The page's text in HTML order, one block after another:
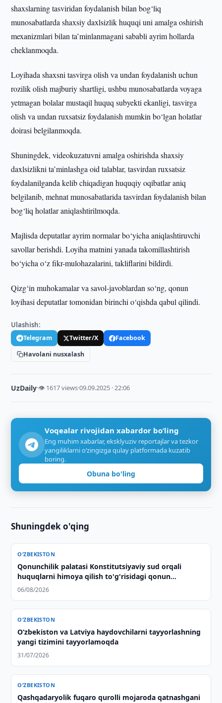
shaxslarning tasviridan foydalanish bilan bog‘liq
munosabatlarda shaxsiy daxlsizlik huquqi uni amalga oshirish
mexanizmlari bilan ta’minlanmagani sababli ayrim hollarda
cheklanmoqda.
Loyihada shaxsni tasvirga olish va undan foydalanish uchun
rozilik olish majburiy shartligi, ushbu munosabatlarda voyaga
yetmagan bolalar mustaqil huquq subyekti ekanligi, tasvirga
olish va undan ruxsatsiz foydalanish mumkin bo‘lgan holatlar
doirasi belgilanmoqda.
Shuningdek, videokuzatuvni amalga oshirishda shaxsiy
daxlsizlikni ta’minlashga oid talablar, tasvirdan ruxsatsiz
foydalanilganda kelib chiqadigan huquqiy oqibatlar aniq
belgilanib, mehnat munosabatlarida tasvirdan foydalanish bilan
bog‘liq holatlar aniqlashtirilmoqda.
Majlisda deputatlar ayrim normalar bo‘yicha aniqlashtiruvchi
savollar berishdi. Loyiha matnini yanada takomillashtirish
bo‘yicha o‘z fikr-mulohazalarini, takliflarini bildirdi.
Qizg‘in muhokamalar va savol-javoblardan so‘ng, qonun
loyihasi deputatlar tomonidan birinchi o‘qishda qabul qilindi.
Ulashish:
Telegram Twitter/X
Facebook
Havolani nusxalash
UzDaily·👁 1617 views·09.09.2025 · 22:06
Voqealar rivojidan xabardor bo‘ling
Eng muhim xabarlar, eksklyuziv reportajlar va tezkor
yangiliklarni o‘zingizga qulay platformada kuzatib
boring.
Obuna bo'ling
Shuningdek o'qing
O‘ZBEKISTON
Qonunchilik palatasi Konstitutsiyaviy sud orqali
huquqlarni himoya qilish to'g'risidagi qonun
loyihasini ma'qulladi
06/08/2026
O‘ZBEKISTON
Oʻzbekiston va Latviya haydovchilarni tayyorlashning
yangi tizimini tayyorlamoqda
31/07/2026
O‘ZBEKISTON
Qashqadaryolik fuqaro qurolli mojaroda qatnashgani